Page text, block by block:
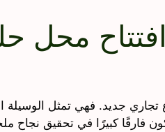
محل
جديد. فهي تمثل الوسيلة
فارقًا كبيرًا في تحقيق